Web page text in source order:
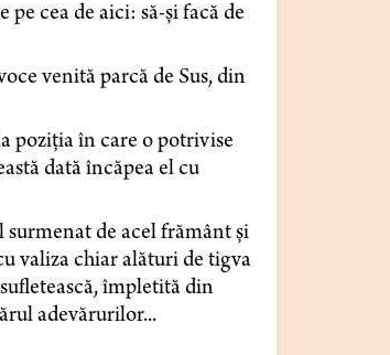
cea de aici: să-și facă de
venită parcă de Sus, din
poziția în care o potrivise
dată încăpea el cu
surmenat de acel frământ și
valiza chiar alături de tigva
împletită din
adevărurilor...